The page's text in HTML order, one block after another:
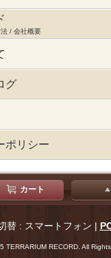
/ 会社概要
グ
ポリシー
カート
替 : スマートフォン |
TERRARIUM RECORD. All